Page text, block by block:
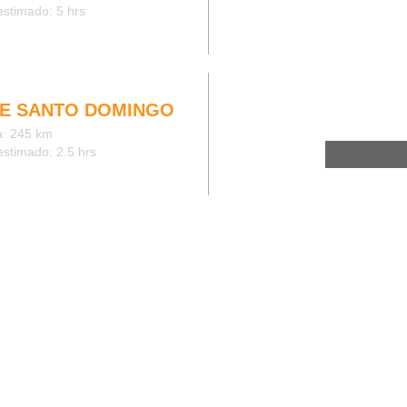
5 hrs
SANTO DOMINGO
245 km
2.5 hrs